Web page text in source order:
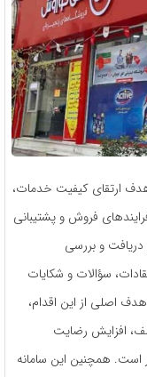
ارتقای کیفیت خدمات،
فروش و پشتیبانی
دریافت و بررسی
سؤالات و شکایات
اصلی از این اقدام،
افزایش رضایت
است. همچنین این سامانه